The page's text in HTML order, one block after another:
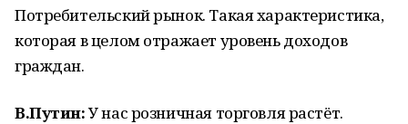
Потребительский рынок. Такая характеристика,
которая в целом отражает уровень доходов
граждан.
В.Путин:У нас розничная торговля растёт.